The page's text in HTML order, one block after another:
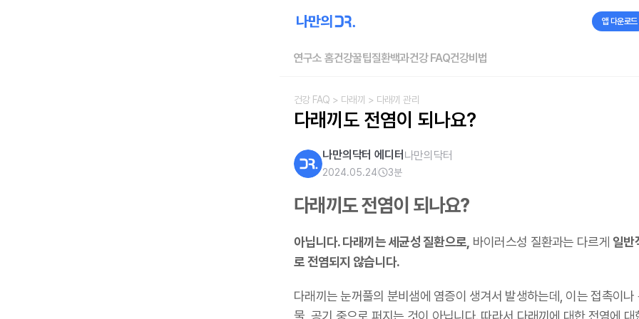
앱 다운로드
연구소 홈건강꿀팁질환백과건강 FAQ건강비법
건강 FAQ > 다래끼 > 다래끼 관리
다래끼도 전염이 되나요?
나만의닥터 에디터 나만의닥터
2024.05.24 3분
다래끼도 전염이 되나요?
아닙니다. 다래끼는 세균성 질환으로, 바이러스성 질환과는 다르게 일반
로 전염되지 않습니다.
다래끼는 눈꺼풀의 분비샘에 염증이 생겨서 발생하는데, 이는 접촉이나
물, 공기 중으로 퍼지는 것이 아닙니다. 따라서 다래끼에 대한 전염에 대